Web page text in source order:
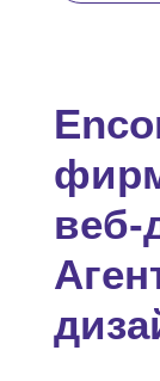
веб-